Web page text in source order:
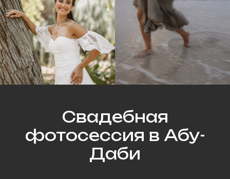
Свадебная
фотосессия в Абу-
Даби